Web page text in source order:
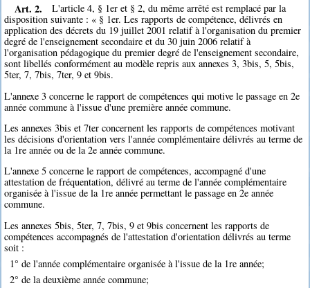
Art. 2.
L'article 4, § 1er et § 2, du même arrêté est remplacé par la
disposition suivante : « § 1er. Les rapports de compétence, délivrés en
application des décrets du 19 juillet 2001 relatif à l'organisation du premier
degré de l'enseignement secondaire et du 30 juin 2006 relatif à
l'organisation pédagogique du premier degré de l'enseignement secondaire,
sont libellés conformément au modèle repris aux annexes 3, 3bis, 5, 5bis,
5ter, 7, 7bis, 7ter, 9 et 9bis.
L'annexe 3 concerne le rapport de compétences qui motive le passage en 2e
année commune à l'issue d'une première année commune.
Les annexes 3bis et 7ter concernent les rapports de compétences motivant
les décisions d'orientation vers l'année complémentaire délivrés au terme de
la 1re année ou de la 2e année commune.
L'annexe 5 concerne le rapport de compétences, accompagné d'une
attestation de fréquentation, délivré au terme de l'année complémentaire
organisée à l'issue de la 1re année permettant le passage en 2e année
commune.
Les annexes 5bis, 5ter, 7, 7bis, 9 et 9bis concernent les rapports de
compétences accompagnés de l'attestation d'orientation délivrés au terme
soit :
1° de l'année complémentaire organisée à l'issue de la 1re année;
2° de la deuxième année commune;